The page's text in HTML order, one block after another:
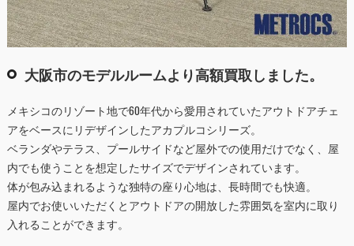
大阪市のモデルルームより高額買取しました。
メキシコのリゾート地で60年代から愛用されていたアウトドアチェ
アをベースにリデザインしたアカプルコシリーズ。
ベランダやテラス、プールサイドなど屋外での使用だけでなく、屋
内でも使うことを想定したサイズでデザインされています。
体が包み込まれるような独特の座り心地は、長時間でも快適。
屋内でお使いいただくとアウトドアの開放した雰囲気を室内に取り
入れることができます。